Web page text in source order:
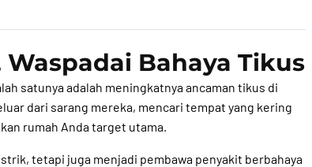
Bahaya Tikus
satunya adalah meningkatnya ancaman tikus di
dari sarang mereka, mencari tempat yang kering
rumah Anda target utama.
tetapi juga menjadi pembawa penyakit berbahaya